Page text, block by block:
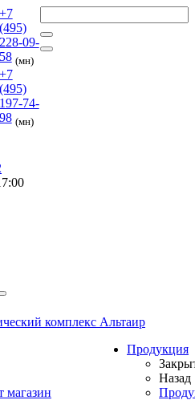
+7
(495)
228-09-
58 (мн)
+7
(495)
197-74-
98 (мн)
магазин
Продукция
Назад